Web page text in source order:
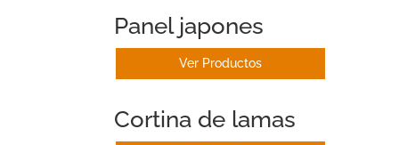
Panel japones
Ver Productos
Cortina de lamas